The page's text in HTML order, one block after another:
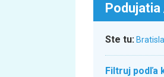
Podujatia
Ste tu:
Filtruj podľa